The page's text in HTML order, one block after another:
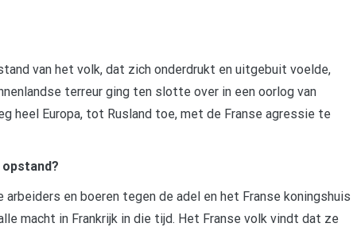
van het volk, dat zich onderdrukt en uitgebuit voelde,
terreur ging ten slotte over in een oorlog van
heel Europa, tot Rusland toe, met de Franse agressie te
en boeren tegen de adel en het Franse koningshuis
macht in Frankrijk in die tijd. Het Franse volk vindt dat ze